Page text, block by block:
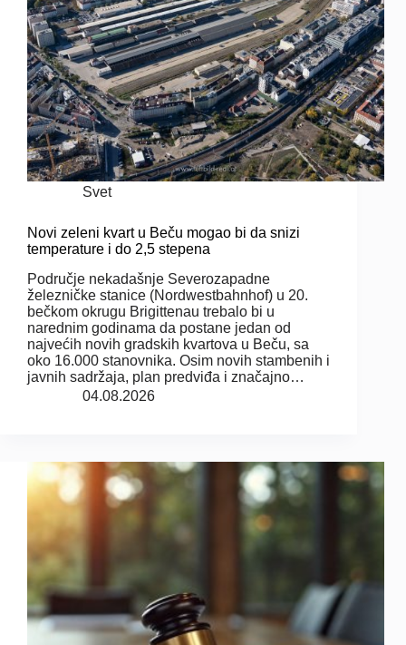
Svet
Novi zeleni kvart u Beču mogao bi da snizi
temperature i do 2,5 stepena
Područje nekadašnje Severozapadne
železničke stanice (Nordwestbahnhof) u 20.
bečkom okrugu Brigittenau trebalo bi u
narednim godinama da postane jedan od
najvećih novih gradskih kvartova u Beču, sa
oko 16.000 stanovnika. Osim novih stambenih i
javnih sadržaja, plan predviđa i značajno…
04.08.2026